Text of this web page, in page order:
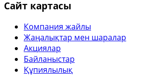
Сайт картасы
Компания жайлы
Жаңалықтар мен шаралар
Акциялар
Байланыстар
Құпиялылық